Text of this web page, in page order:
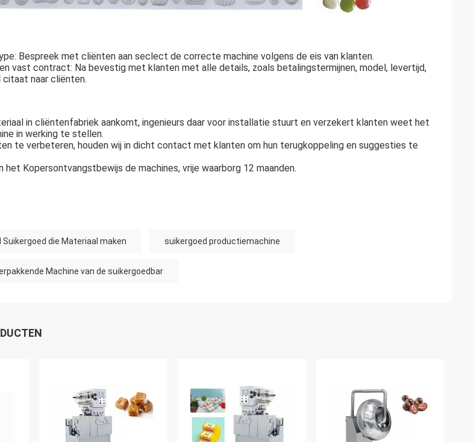
Bespreek met cliënten aan seclect de correcte machine volgens de eis van klanten.
vast contract: Na bevestig met klanten met alle details, zoals betalingstermijnen, model, levertijd,
naar cliënten.
in cliëntenfabriek aankomt, ingenieurs daar voor installatie stuurt en verzekert klanten weet het
in werking te stellen.
te verbeteren, houden wij in dicht contact met klanten om hun terugkoppeling en suggesties te
het Kopersontvangstbewijs de machines, vrije waarborg 12 maanden.
Suikergoed die Materiaal maken suikergoed productiemachine
Machine van de suikergoedbar